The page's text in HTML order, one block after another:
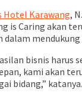
Hotel Karawang,
is Caring akan
bisnis harus
kami akan
bidang,” katanya.